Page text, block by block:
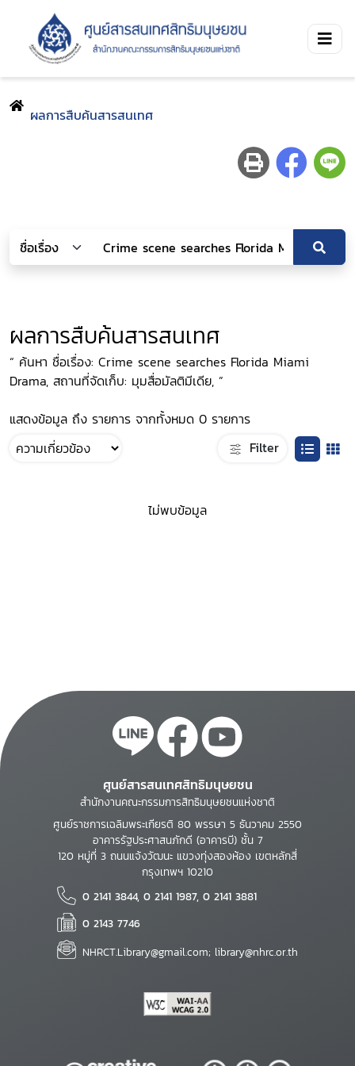
ผลการสืบค้นสารสนเทศ
ผลการสืบค้นสารสนเทศ
“ ค้นหา ชื่อเรื่อง: Crime scene searches Florida Miami
Drama, สถานที่จัดเก็บ: มุมสื่อมัลติมีเดีย, ”
แสดงข้อมูล ถึง รายการ จากทั้งหมด 0 รายการ
Filter
ไม่พบข้อมูล
ศูนย์สารสนเทศสิทธิมนุษยชน
สำนักงานคณะกรรมการสิทธิมนุษยชนแห่งชาติ
ศูนย์ราชการเฉลิมพระเกียรติ 80 พรรษา 5 ธันวาคม 2550
อาคารรัฐประศาสนภักดี (อาคารบี) ชั้น 7
120 หมู่ที่ 3 ถนนแจ้งวัฒนะ แขวงทุ่งสองห้อง เขตหลักสี่
กรุงเทพฯ 10210
0 2141 3844, 0 2141 1987, 0 2141 3881
0 2143 7746
NHRCT.Library@gmail.com; library@nhrc.or.th